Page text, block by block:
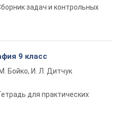
задач и контрольных
9 класс
Бойко, И. Л. Дитчук
для практических